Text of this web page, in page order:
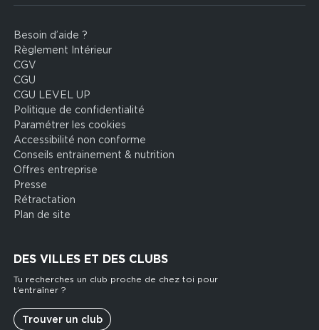
Footer
legal
Besoin d’aide ?
Règlement Intérieur
CGV
CGU
CGU LEVEL UP
Politique de confidentialité
Paramétrer les cookies
Accessibilité non conforme
Conseils entrainement & nutrition
Offres entreprise
Presse
Rétractation
Plan de site
DES VILLES ET DES CLUBS
Tu recherches un club proche de chez toi pour
t’entraîner ?
Trouver un club